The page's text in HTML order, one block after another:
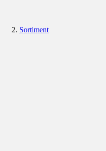
Sortiment